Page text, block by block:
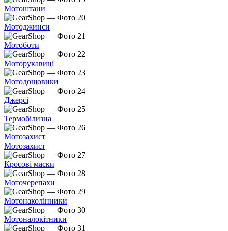
Мотоштани
Мотоджинси
Мотоботи
Моторукавиці
Мотодощовики
Джерсі
Термобілизна
Мотозахист
Мотозахист
Кросові маски
Моточерепахи
Мотонаколінники
Мотоналокітники